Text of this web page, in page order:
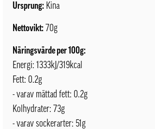
Ursprung: Kina
Nettovikt: 70g
Näringsvärde per 100g:
Energi: 1333kJ/319kcal
Fett: 0.2g
- varav mättad fett: 0.2g
Kolhydrater: 73g
- varav sockerarter: 51g